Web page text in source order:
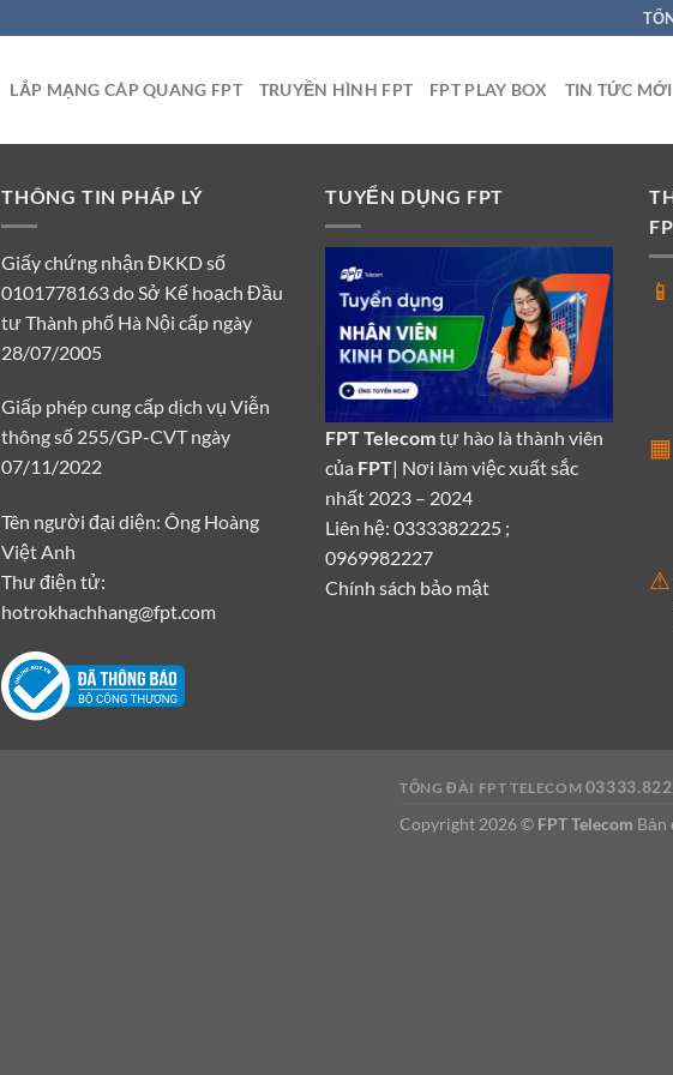
LẮP MẠNG CÁP QUANG FPT TRUYỀN HÌNH FPT FPT PLAY BOX TIN TỨC MỚI
THÔNG TIN PHÁP LÝ
Giấy chứng nhận ĐKKD số
0101778163 do Sở Kế hoạch Đầu
tư Thành phố Hà Nội cấp ngày
28/07/2005
Giấp phép cung cấp dịch vụ Viễn
thông số 255/GP-CVT ngày
07/11/2022
Tên người đại diện: Ông Hoàng
Việt Anh
Thư điện tử:
hotrokhachhang@fpt.com
TUYỂN DỤNG FPT
FPT Telecomtự hào là thành viên
của FPT| Nơi làm việc xuất sắc
nhất 2023 – 2024
Liên hệ: 0333382225 ;
0969982227
Chính sách bảo mật
📱
▦
⚠
TỔNG ĐÀI FPT TELECOM
Copyright 2026 © FPT Telecom Bản